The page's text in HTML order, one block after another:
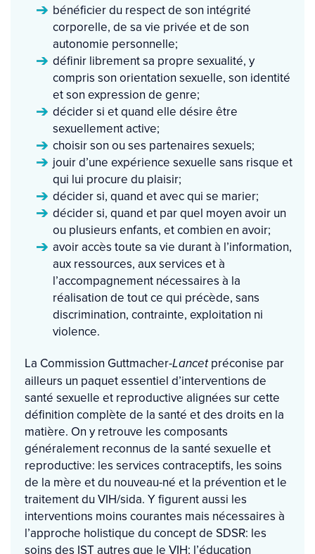
bénéficier du respect de son intégrité
corporelle, de sa vie privée et de son
autonomie personnelle;
définir librement sa propre sexualité, y
compris son orientation sexuelle, son identité
et son expression de genre;
décider si et quand elle désire être
sexuellement active;
choisir son ou ses partenaires sexuels;
jouir d’une expérience sexuelle sans risque et
qui lui procure du plaisir;
décider si, quand et avec qui se marier;
décider si, quand et par quel moyen avoir un
ou plusieurs enfants, et combien en avoir;
avoir accès toute sa vie durant à l’information,
aux ressources, aux services et à
l’accompagnement nécessaires à la
réalisation de tout ce qui précède, sans
discrimination, contrainte, exploitation ni
violence.
La Commission Guttmacher-Lancetpréconise par
ailleurs un paquet essentiel d’interventions de
santé sexuelle et reproductive alignées sur cette
définition complète de la santé et des droits en la
matière. On y retrouve les composants
généralement reconnus de la santé sexuelle et
reproductive: les services contraceptifs, les soins
de la mère et du nouveau-né et la prévention et le
traitement du VIH/sida. Y figurent aussi les
interventions moins courantes mais nécessaires à
l’approche holistique du concept de SDSR: les
soins des IST autres que le VIH; l’éducation